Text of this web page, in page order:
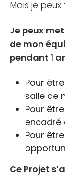
Mais je
Je peux
de mon
pendant 1
Pour
salle de
Pour
encadré
Pour
Ce Projet